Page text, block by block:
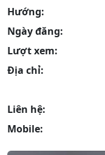
Hướng:
Ngày đăng:
Lượt xem:
Địa chỉ:
Liên hệ:
Mobile: